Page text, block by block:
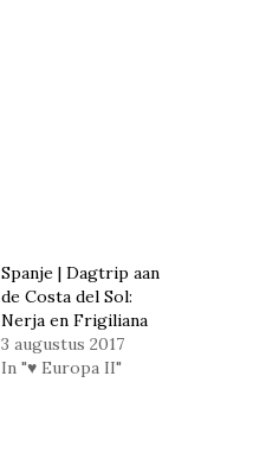
Spanje | Dagtrip aan
de Costa del Sol:
Nerja en Frigiliana
3 augustus 2017
In "♥ Europa II"